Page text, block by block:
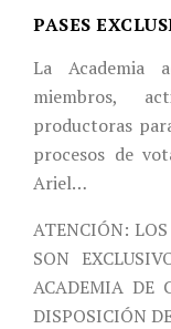
PASES
La Academia
miembros,
productoras
procesos de
Ariel…
ATENCIÓN: LOS
SON
ACADEMIA DE
DISPOSICIÓN